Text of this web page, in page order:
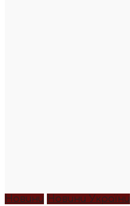
Новини Новини України